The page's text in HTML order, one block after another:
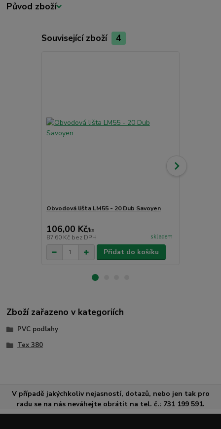
Původ zboží
Související zboží 4
Obvodová lišta LM55 - 20 Dub Savoyen
106,00 Kč/ks
87,60 Kč bez DPH skladem
Přidat do košíku
Zboží zařazeno v kategoriích
PVC podlahy
Tex 380
V případě jakýchkoliv nejasností, dotazů, nebo jen tak pro
radu se na nás neváhejte obrátit na tel. č.: 731 199 591.